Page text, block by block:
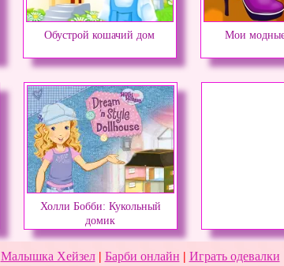
Обустрой кошачий дом Мои
Холли Бобби: Кукольный
домик
Малышка Хейзел| Барби онлайн | Играть одевалки